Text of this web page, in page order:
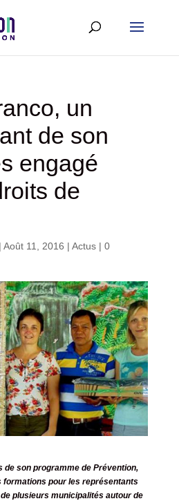
un
de son
engagé
de
| Août 11, 2016 | Actus| 0
de son programme de Prévention,
formations pour les représentants
plusieurs municipalités autour de